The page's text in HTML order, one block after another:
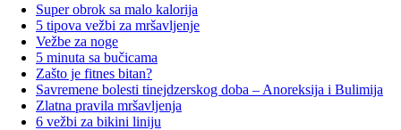
Super obrok sa malo kalorija
5 tipova vežbi za mršavljenje
Vežbe za noge
5 minuta sa bučicama
Zašto je fitnes bitan?
Savremene bolesti tinejdzerskog doba – Anoreksija i Bulimija
Zlatna pravila mršavljenja
6 vežbi za bikini liniju